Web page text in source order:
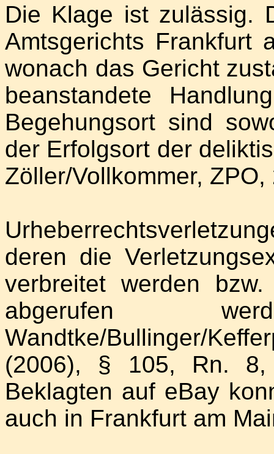
Die Klage ist zulässig.
Amtsgerichts Frankfurt
wonach das Gericht
beanstandete
Begehungsort sind
der Erfolgsort der
Zöller/Vollkommer,
deren die
verbreitet werden
abgerufen
Wandtke/Bullinger/
(2006), § 105, Rn.
Beklagten auf eBay
auch in Frankfurt am